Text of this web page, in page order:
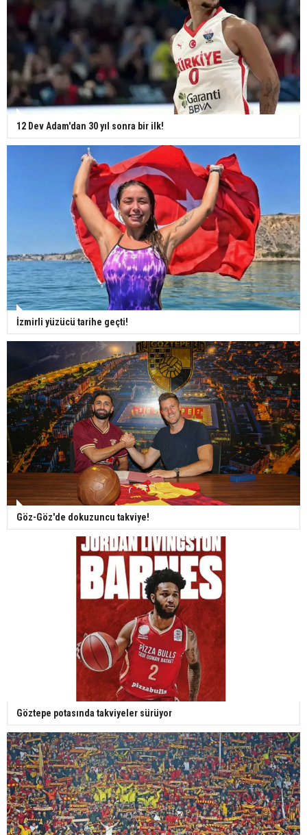
12 Dev Adam'dan 30 yıl sonra bir ilk!
İzmirli yüzücü tarihe geçti!
Göz-Göz'de dokuzuncu takviye!
Göztepe potasında takviyeler sürüyor